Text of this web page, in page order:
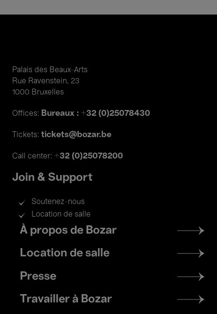
Palais des Beaux-Arts
Rue Ravenstein, 23
1000 Bruxelles
Offices: Bureaux : +32 (0)25078430
Tickets: tickets@bozar.be
Call center: +32 (0)25078200
Join & Support
Soutenez-nous
Location de salle
Footer
menu
À propos de Bozar
Location de salle
Presse
Travailler à Bozar